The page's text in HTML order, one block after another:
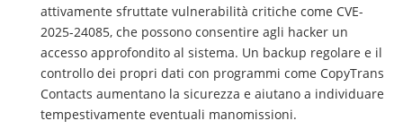
attivamente sfruttate vulnerabilità critiche come CVE-
2025-24085, che possono consentire agli hacker un
accesso approfondito al sistema. Un backup regolare e il
controllo dei propri dati con programmi come CopyTrans
Contacts aumentano la sicurezza e aiutano a individuare
tempestivamente eventuali manomissioni.